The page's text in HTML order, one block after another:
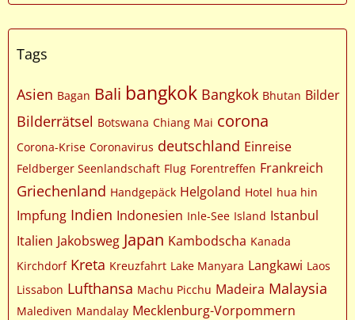
Tags
Asien Bagan Bali bangkok Bangkok Bhutan Bilder
Bilderrätsel Botswana Chiang Mai corona
Corona-Krise Coronavirus deutschland Einreise
Feldberger Seenlandschaft Flug Forentreffen Frankreich
Griechenland Handgepäck Helgoland Hotel hua hin
Impfung Indien Indonesien Inle-See Island Istanbul
Italien Jakobsweg Japan Kambodscha Kanada
Kirchdorf Kreta Kreuzfahrt Lake Manyara Langkawi Laos
Lissabon Lufthansa Machu Picchu Madeira Malaysia
Malediven Mandalay Mecklenburg-Vorpommern